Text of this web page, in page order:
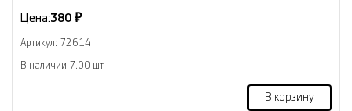
Цена:380 ₽
Артикул: 72614
В наличии 7.00 шт
В корзину